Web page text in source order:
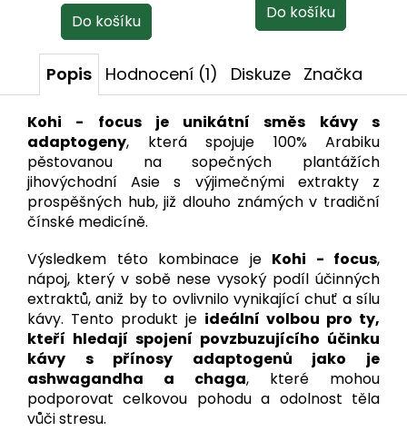
Popis Hodnocení (1) Diskuze Značka
Kohi - focus je unikátní směs kávy s
adaptogeny, která spojuje 100% Arabiku
pěstovanou na sopečných plantážích
jihovýchodní Asie s výjimečnými extrakty z
prospěšných hub, již dlouho známých v tradiční
čínské medicíně.
Výsledkem této kombinace je Kohi - focus,
nápoj, který v sobě nese vysoký podíl účinných
extraktů, aniž by to ovlivnilo vynikající chuť a sílu
kávy. Tento produkt je ideální volbou pro ty,
kteří hledají spojení povzbuzujícího účinku
kávy s přínosy adaptogenů jako je
ashwagandha a chaga, které mohou
podporovat celkovou pohodu a odolnost těla
vůči stresu.